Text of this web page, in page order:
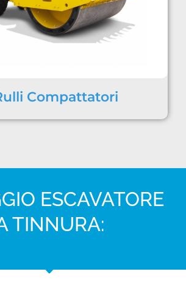
Compattatori
ESCAVATORE
TINNURA: